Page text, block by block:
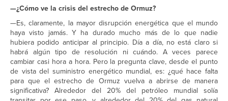
—¿Cómo ve la crisis del estrecho de Ormuz?
—Es, claramente, la mayor disrupción energética que el mundo
haya visto jamás. Y ha durado mucho más de lo que nadie
hubiera podido anticipar al principio. Día a día, no está claro si
habrá algún tipo de resolución ni cuándo. A veces parece
cambiar casi hora a hora. Pero la pregunta clave, desde el punto
de vista del suministro energético mundial, es: ¿qué hace falta
para que el estrecho de Ormuz vuelva a abrirse de manera
significativa? Alrededor del 20% del petróleo mundial solía